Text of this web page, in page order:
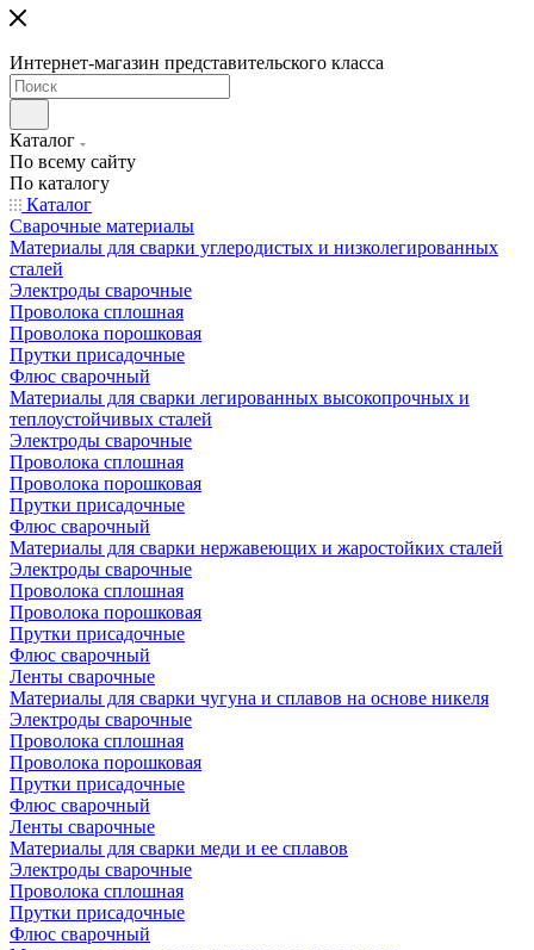
Интернет-магазин представительского класса
Каталог
По всему сайту
По каталогу
Каталог
Сварочные материалы
Материалы для сварки углеродистых и низколегированных
сталей
Электроды сварочные
Проволока сплошная
Проволока порошковая
Прутки присадочные
Флюс сварочный
Материалы для сварки легированных высокопрочных и
теплоустойчивых сталей
Электроды сварочные
Проволока сплошная
Проволока порошковая
Прутки присадочные
Флюс сварочный
Материалы для сварки нержавеющих и жаростойких сталей
Электроды сварочные
Проволока сплошная
Проволока порошковая
Прутки присадочные
Флюс сварочный
Ленты сварочные
Материалы для сварки чугуна и сплавов на основе никеля
Электроды сварочные
Проволока сплошная
Проволока порошковая
Прутки присадочные
Флюс сварочный
Ленты сварочные
Материалы для сварки меди и ее сплавов
Электроды сварочные
Проволока сплошная
Прутки присадочные
Флюс сварочный